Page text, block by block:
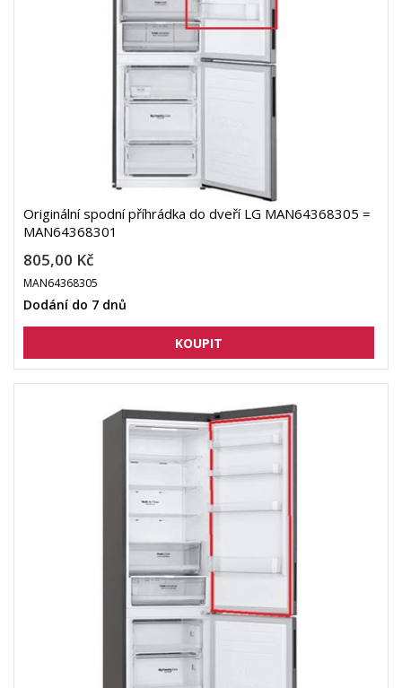
Originální spodní příhrádka do dveří LG MAN64368305 =
MAN64368301
805,00 Kč
MAN64368305
Dodání do 7 dnů